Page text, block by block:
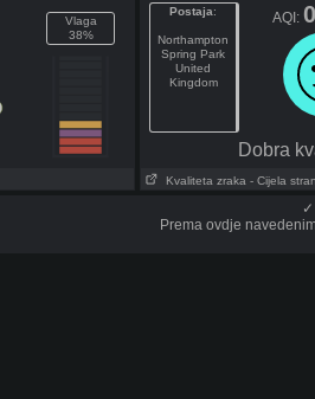
Vlaga
38%
Postaja:
Northampton
Spring Park
United
Kingdom
AQI:
Dobra
Kvaliteta zraka - Cijela
✓
Prema ovdje